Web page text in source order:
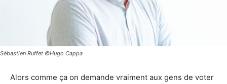
Sébastien Ruffet ©Hugo Cappa
Alors comme ça on demande vraiment aux gens de voter